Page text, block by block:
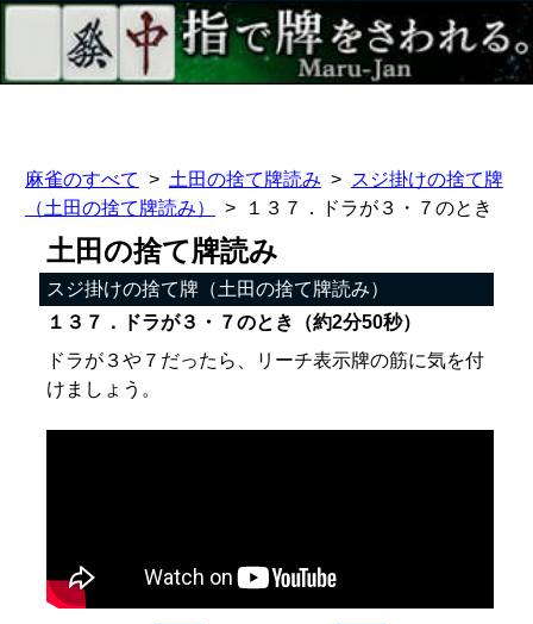
麻雀のすべて 土田の捨て牌読み
スジ掛けの捨て牌
（土田の捨て牌読み）
１３７．ドラが３・７のとき
土田の捨て牌読み
スジ掛けの捨て牌（土田の捨て牌読み）
１３７．ドラが３・７のとき（約2分50秒）
ドラが３や７だったら、リーチ表示牌の筋に気を付
けましょう。